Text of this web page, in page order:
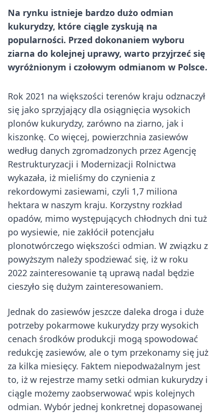
Na rynku istnieje bardzo dużo odmian
kukurydzy, które ciągle zyskują na
popularności. Przed dokonaniem wyboru
ziarna do kolejnej uprawy, warto przyjrzeć się
wyróżnionym i czołowym odmianom w Polsce.
Rok 2021 na większości terenów kraju odznaczył
się jako sprzyjający dla osiągnięcia wysokich
plonów kukurydzy, zarówno na ziarno, jak i
kiszonkę. Co więcej, powierzchnia zasiewów
według danych zgromadzonych przez Agencję
Restrukturyzacji i Modernizacji Rolnictwa
wykazała, iż mieliśmy do czynienia z
rekordowymi zasiewami, czyli 1,7 miliona
hektara w naszym kraju. Korzystny rozkład
opadów, mimo występujących chłodnych dni tuż
po wysiewie, nie zakłócił potencjału
plonotwórczego większości odmian. W związku z
powyższym należy spodziewać się, iż w roku
2022 zainteresowanie tą uprawą nadal będzie
cieszyło się dużym zainteresowaniem.
Jednak do zasiewów jeszcze daleka droga i duże
potrzeby pokarmowe kukurydzy przy wysokich
cenach środków produkcji mogą spowodować
redukcję zasiewów, ale o tym przekonamy się już
za kilka miesięcy. Faktem niepodważalnym jest
to, iż w rejestrze mamy setki odmian kukurydzy i
ciągle możemy zaobserwować wpis kolejnych
odmian. Wybór jednej konkretnej dopasowanej